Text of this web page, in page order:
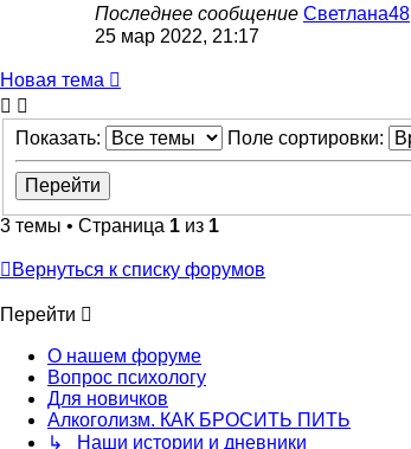
Последнее сообщение Светлана48
25 мар 2022, 21:17
Новая тема
Показать: Поле сортировки:
3 темы • Страница 1 из 1
Вернуться к списку форумов
Перейти
О нашем форуме
Вопрос психологу
Для новичков
Алкоголизм. КАК БРОСИТЬ ПИТЬ
↳ Наши истории и дневники